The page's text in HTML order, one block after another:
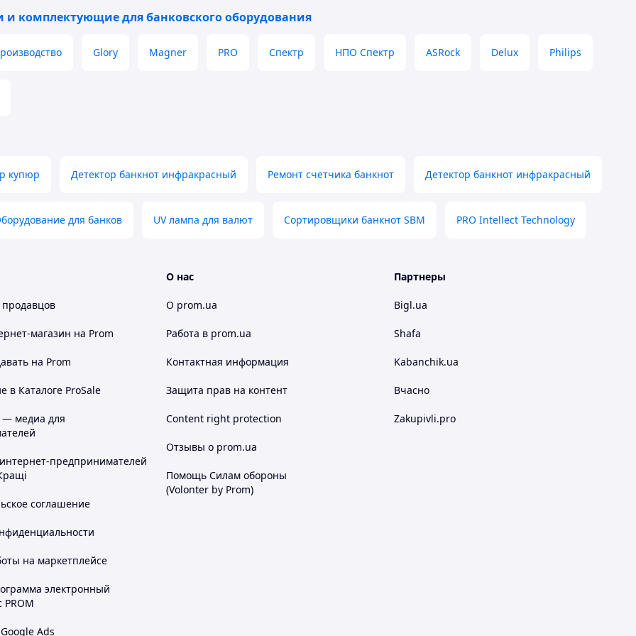
автономной лупы
. Вместе с проверкой инфракрасного
при использовании только
ИК-образ банкноты четко и без
удобно для проверки всех валют,
экрана и рабочей поверхности,
установлены яркие
, которые
рабочей поверхностью детектора.
срок эффективной работы
кнопками, что очень удобно и
и комплектующие для банковского оборудования
Glory Magner PRO Спектр НПО Спектр ASRock Delux Philips
купюр Детектор банкнот инфракрасный Ремонт счетчика банкнот Детектор банкнот инфракрасный
для банков UV лампа для валют Сортировщики банкнот SBM PRO Intellect Technology
магазин на Prom
на Prom
в Каталоге ProSale
— медиа для
предпринимателей
соглашение
на маркетплейсе
электронный
PROM
Ads
О нас
О prom.ua
Работа в prom.ua
Контактная информация
Защита прав на контент
Content right protection
Отзывы о prom.ua
Помощь Силам обороны
(Volonter by Prom)
Партнеры
Bigl.ua
Shafa
Kabanchik.ua
Вчасно
Zakupivli.pro